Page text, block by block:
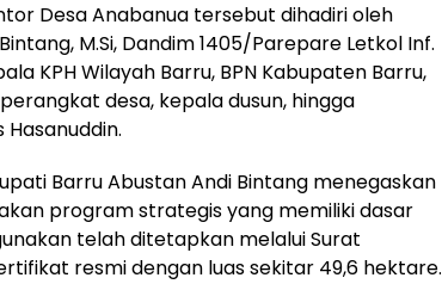
Desa Anabanua tersebut dihadiri oleh
M.Si, Dandim 1405/Parepare Letkol Inf.
KPH Wilayah Barru, BPN Kabupaten Barru,
desa, kepala dusun, hingga
Barru Abustan Andi Bintang menegaskan
program strategis yang memiliki dasar
telah ditetapkan melalui Surat
resmi dengan luas sekitar 49,6 hektare.